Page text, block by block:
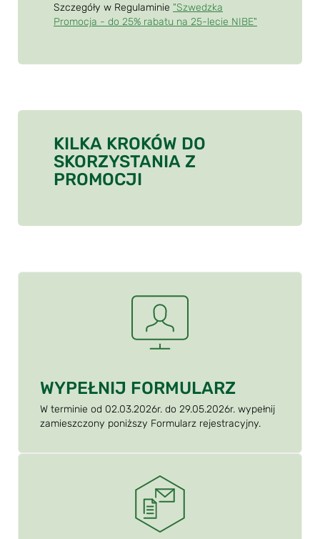
Szczegóły w Regulaminie "Szwedzka
Promocja - do 25% rabatu na 25-lecie NIBE"
KILKA KROKÓW DO
SKORZYSTANIA Z
PROMOCJI
WYPEŁNIJ FORMULARZ
W terminie od 02.03.2026r. do 29.05.2026r. wypełnij
zamieszczony poniższy Formularz rejestracyjny.